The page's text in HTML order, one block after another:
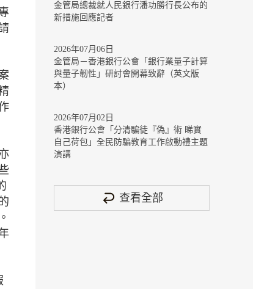
金管局總裁就人民銀行潘功勝行長公布的
新措施回應記者
2026年07月06日
金管局－香港銀行公會「銀行業量子計算
與量子韌性」研討會開幕致辭（英文版
本）
2026年07月02日
香港銀行公會「分清騙徒『偽』術 睇實
自己荷包」全民防騙教育工作啟動禮主題
演講
查看全部